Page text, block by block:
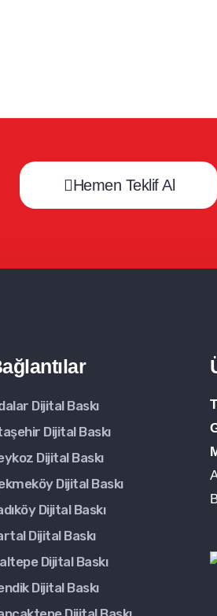
Hemen Teklif Al
Dijital Baskı
Dijital Baskı
Dijital Baskı
Dijital Baskı
Dijital Baskı
Dijital Baskı
Dijital Baskı
Dijital Baskı